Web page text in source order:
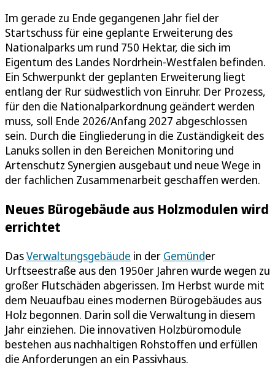
Im gerade zu Ende gegangenen Jahr fiel der
Startschuss für eine geplante Erweiterung des
Nationalparks um rund 750 Hektar, die sich im
Eigentum des Landes Nordrhein-Westfalen befinden.
Ein Schwerpunkt der geplanten Erweiterung liegt
entlang der Rur südwestlich von Einruhr. Der Prozess,
für den die Nationalparkordnung geändert werden
muss, soll Ende 2026/Anfang 2027 abgeschlossen
sein. Durch die Eingliederung in die Zuständigkeit des
Lanuks sollen in den Bereichen Monitoring und
Artenschutz Synergien ausgebaut und neue Wege in
der fachlichen Zusammenarbeit geschaffen werden.
Neues Bürogebäude aus Holzmodulen wird
errichtet
DasVerwaltungsgebäude in der Gemünder
Urftseestraße aus den 1950er Jahren wurde wegen zu
großer Flutschäden abgerissen. Im Herbst wurde mit
dem Neuaufbau eines modernen Bürogebäudes aus
Holz begonnen. Darin soll die Verwaltung in diesem
Jahr einziehen. Die innovativen Holzbüromodule
bestehen aus nachhaltigen Rohstoffen und erfüllen
die Anforderungen an ein Passivhaus.